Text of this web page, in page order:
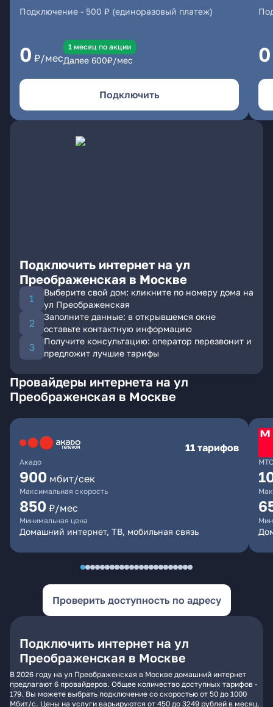
Подключение - 500 ₽ (единоразовый платеж)
0 ₽/мес
1 месяц по акции
Далее 600₽/мес
Подключить
0
Подключить интернет на ул
Преображенская в Москве
Выберите свой дом: кликните по номеру дома на
ул Преображенская
Заполните данные: в открывшемся окне
оставьте контактную информацию
Получите консультацию: оператор перезвонит и
предложит лучшие тарифы
Провайдеры интернета на ул
Преображенская в Москве
Акадо
11 тарифов
900 мбит/сек
Максимальная скорость
850 ₽/мес
Минимальная цена
Домашний интернет, ТВ, мобильная связь
МТС
Проверить доступность по адресу
Подключить интернет на ул
Преображенская в Москве
В 2026 году на ул Преображенская в Москве домашний интернет
предлагают 6 провайдеров. Общее количество доступных тарифов -
179. Вы можете выбрать подключение со скоростью от 50 до 1000
Мбит/с. Цены на услуги варьируются от 450 до 3249 рублей в месяц.